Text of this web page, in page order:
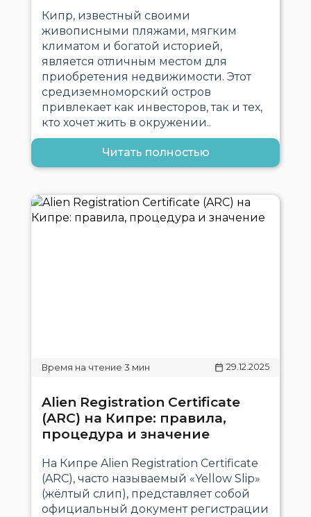
Кипр, известный своими
живописными пляжами, мягким
климатом и богатой историей,
является отличным местом для
приобретения недвижимости. Этот
средиземноморский остров
привлекает как инвесторов, так и тех,
кто хочет жить в окружении..
Читать полностью
29.12.2025
Alien Registration Certificate
(ARC) на Кипре: правила,
процедура и значение
На Кипре Alien Registration Certificate
(ARC), часто называемый «Yellow Slip»
(жёлтый слип), представляет собой
официальный документ регистрации